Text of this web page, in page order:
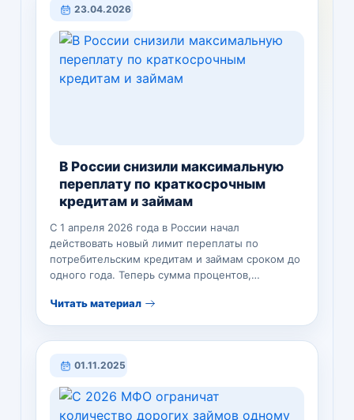
23.04.2026
В России снизили максимальную
переплату по краткосрочным
кредитам и займам
С 1 апреля 2026 года в России начал
действовать новый лимит переплаты по
потребительским кредитам и займам сроком до
одного года. Теперь сумма процентов,…
Читать материал
01.11.2025